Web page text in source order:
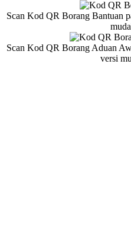
Scan Kod QR Borang Bantuan
Scan Kod QR Borang Aduan
versi